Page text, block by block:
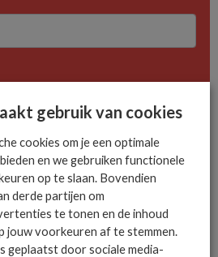
gebruik van cookies
cookies om je een optimale
en we gebruiken functionele
op te slaan. Bovendien
derde partijen om
te tonen en de inhoud
jouw voorkeuren af te stemmen.
geplaatst door sociale media-